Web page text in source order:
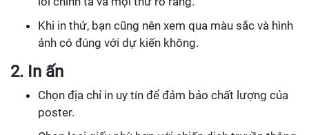
Khi in thử, bạn cũng nên xem qua màu sắc và hình
ảnh có đúng với dự kiến không.
2. In ấn
Chọn địa chỉ in uy tín để đảm bảo chất lượng của
poster.